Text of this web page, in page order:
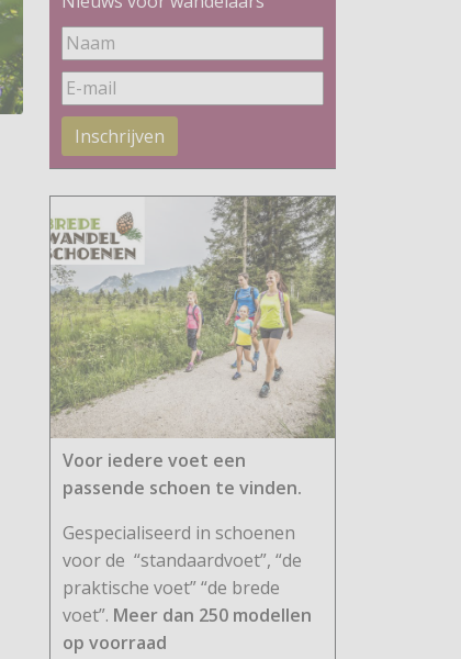
Inschrijven
Voor iedere voet een
passende schoen te vinden.
Gespecialiseerd in schoenen
voor de “standaardvoet”, “de
praktische voet” “de brede
voet”. Meer dan 250 modellen
op voorraad